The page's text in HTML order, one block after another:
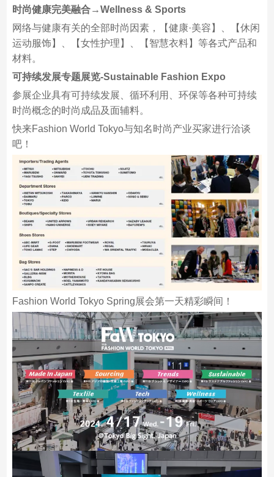
时尚健康完美融合→Wellness & Sports
网络与健康有关的全部时尚因素，【健康·美容】、【休闲
运动服饰】、【女性护理】、【智慧衣料】等各式产品和
材料。
可持续发展专题展览-Sustainable Fashion Expo
参展企业具有可持续发展、循环利用、环保等各种可持续
时尚概念的时尚成品及面辅料。
快来Fashion World Tokyo与知名时尚产业买家进行洽谈
吧！
Fashion World Tokyo Spring展会第一天精彩瞬间！